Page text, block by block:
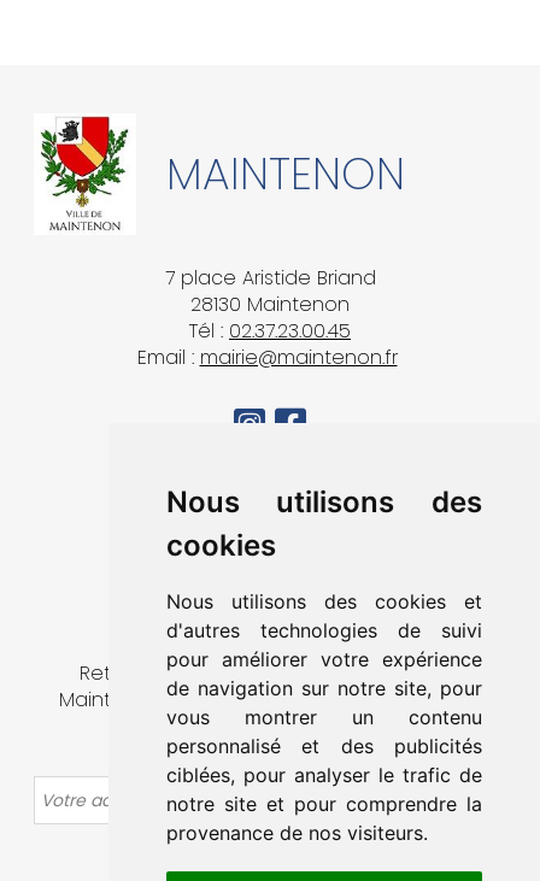
Nous utilisons des
cookies
Nous utilisons des cookies et
d'autres technologies de suivi
pour améliorer votre expérience
de navigation sur notre site, pour
vous montrer un contenu
personnalisé et des publicités
ciblées, pour analyser le trafic de
notre site et pour comprendre la
provenance de nos visiteurs.
MAINTENON
7 place Aristide Briand
28130 Maintenon
Tél : 02.37.23.00.45
Email : mairie@maintenon.fr
MA VILLE
VIVRE À MAINTENON
DÉCOUVRIR & SORTIR
CONTACT
Retrouvez toute l’actualité de la ville de
Maintenon en vous abonnant à notre lettre
d’information.
OK